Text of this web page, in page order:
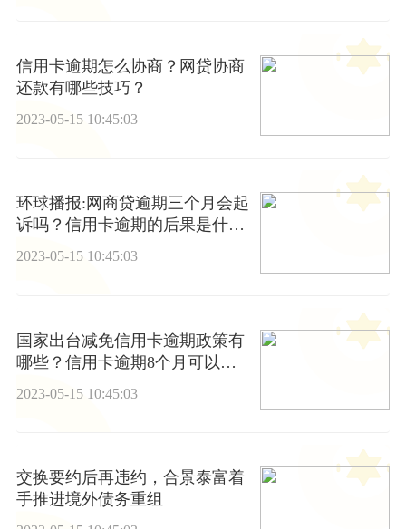
信用卡逾期怎么协商？网贷协商
还款有哪些技巧？
2023-05-15 10:45:03
环球播报:网商贷逾期三个月会起
诉吗？信用卡逾期的后果是什
么？
2023-05-15 10:45:03
国家出台减免信用卡逾期政策有
哪些？信用卡逾期8个月可以解
2023-05-15 10:45:03
交换要约后再违约，合景泰富着
手推进境外债务重组